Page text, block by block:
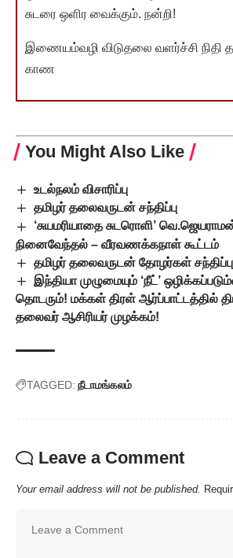
சுடரை ஒளிர வைக்கும். நன்றி!
இணையம்வழி விடுதலை வளர்ச்சி நிதி
காண
You Might Also Like
உடல்நலம் விசாரிப்பு
தமிழர் தலைவருடன் சந்திப்பு
‘சுயமரியாதை சுடரொளி’
நினைவேந்தல் – வீரவணக்கநாள் கூட்டம்
தமிழர் தலைவருடன் தோழர்கள் சந்திப்பு
இந்தியா முழுமையும் ‘நீட்’
தொடரும்! மக்கள் திரள் ஆர்ப்பாட்டத்தில்
தலைவர் ஆசிரியர் முழக்கம்!
TAGGED: நீடாமங்கலம்
Leave a Comment
Your email address will not be published.